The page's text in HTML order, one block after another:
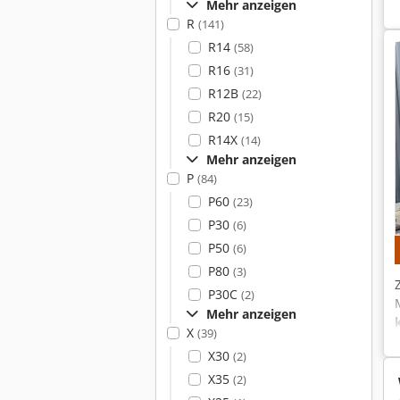
Mehr anzeigen
R (141)
R14 (58)
R16 (31)
R12B (22)
R20 (15)
R14X (14)
Mehr anzeigen
P (84)
P60 (23)
P30 (6)
P50 (6)
P80 (3)
P30C (2)
Mehr anzeigen
X (39)
X30 (2)
X35 (2)